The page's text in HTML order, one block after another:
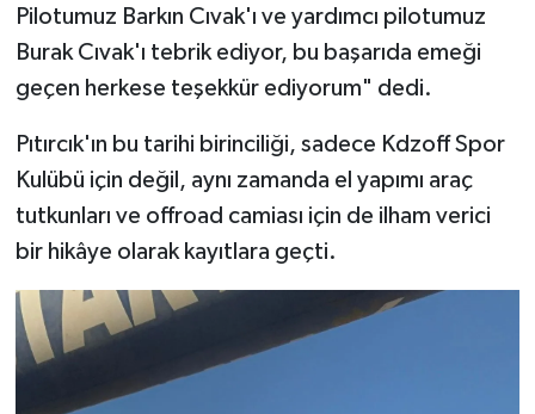
Pilotumuz Barkın Cıvak'ı ve yardımcı pilotumuz
Burak Cıvak'ı tebrik ediyor, bu başarıda emeği
geçen herkese teşekkür ediyorum" dedi.
Pıtırcık'ın bu tarihi birinciliği, sadece Kdzoff Spor
Kulübü için değil, aynı zamanda el yapımı araç
tutkunları ve offroad camiası için de ilham verici
bir hikâye olarak kayıtlara geçti.